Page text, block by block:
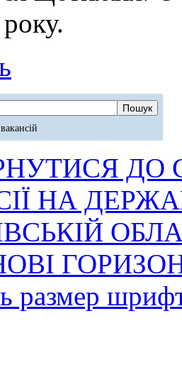
ДО
НА
размер